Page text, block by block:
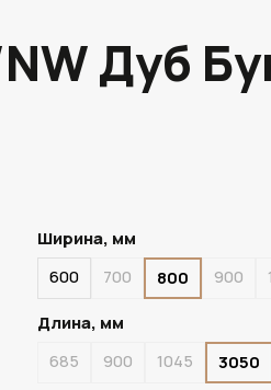
Дуб
ПОД ЗАКАЗ
Ширина, мм
600
700 800 900
Длина, мм
685
900 1045
3050